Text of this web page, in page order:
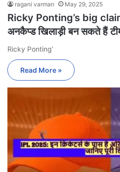
ragani varman May 29, 2025
Ricky Ponting’s big
अनकैप्ड खिलाड़ी बन सकते हैं
Ricky Ponting’
Read More »